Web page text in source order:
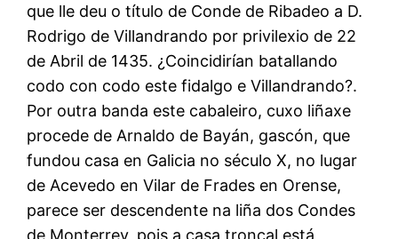
que lle deu o título de Conde de Ribadeo a D.
Rodrigo de Villandrando por privilexio de 22
de Abril de 1435. ¿Coincidirían batallando
codo con codo este fidalgo e Villandrando?.
Por outra banda este cabaleiro, cuxo liñaxe
procede de Arnaldo de Bayán, gascón, que
fundou casa en Galicia no século X, no lugar
de Acevedo en Vilar de Frades en Orense,
parece ser descendente na liña dos Condes
de Monterrey, pois a casa troncal está